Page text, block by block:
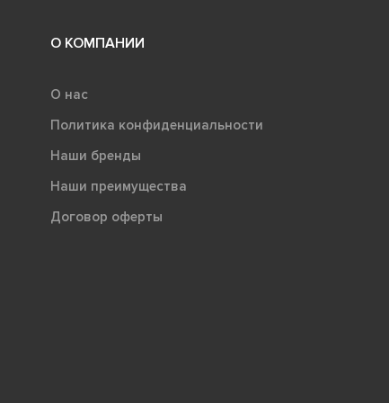
О КОМПАНИИ
О нас
Политика конфиденциальности
Наши бренды
Наши преимущества
Договор оферты